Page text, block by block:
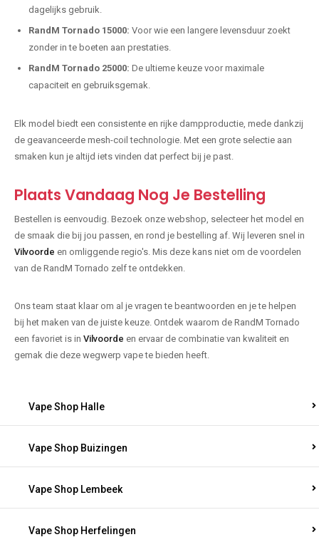
dagelijks gebruik.
RandM Tornado 15000: Voor wie een langere levensduur zoekt
zonder in te boeten aan prestaties.
RandM Tornado 25000: De ultieme keuze voor maximale
capaciteit en gebruiksgemak.
Elk model biedt een consistente en rijke dampproductie, mede dankzij
de geavanceerde mesh-coil technologie. Met een grote selectie aan
smaken kun je altijd iets vinden dat perfect bij je past.
Plaats Vandaag Nog Je Bestelling
Bestellen is eenvoudig. Bezoek onze webshop, selecteer het model en
de smaak die bij jou passen, en rond je bestelling af. Wij leveren snel in
Vilvoorde en omliggende regio's. Mis deze kans niet om de voordelen
van de RandM Tornado zelf te ontdekken.
Ons team staat klaar om al je vragen te beantwoorden en je te helpen
bij het maken van de juiste keuze. Ontdek waarom de RandM Tornado
een favoriet is in Vilvoorde en ervaar de combinatie van kwaliteit en
gemak die deze wegwerp vape te bieden heeft.
Vape Shop Halle
Vape Shop Buizingen
Vape Shop Lembeek
Vape Shop Herfelingen